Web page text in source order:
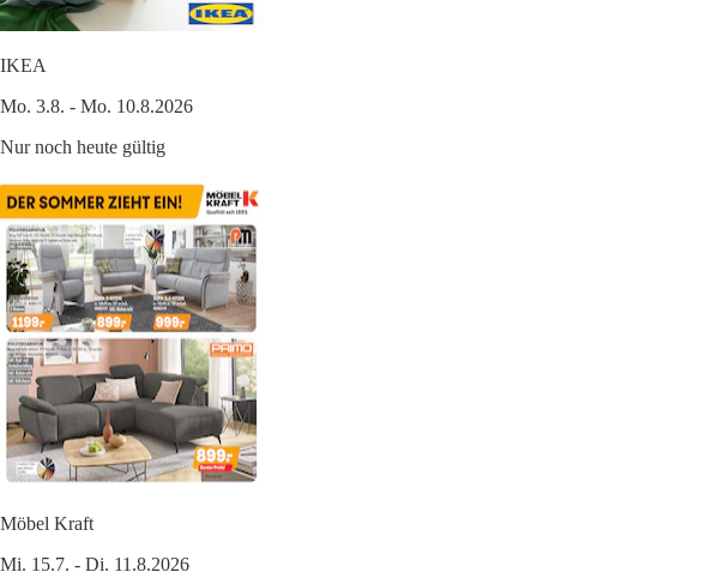
IKEA
Mo. 3.8. - Mo. 10.8.2026
Nur noch heute gültig
Möbel Kraft
Mi. 15.7. - Di. 11.8.2026